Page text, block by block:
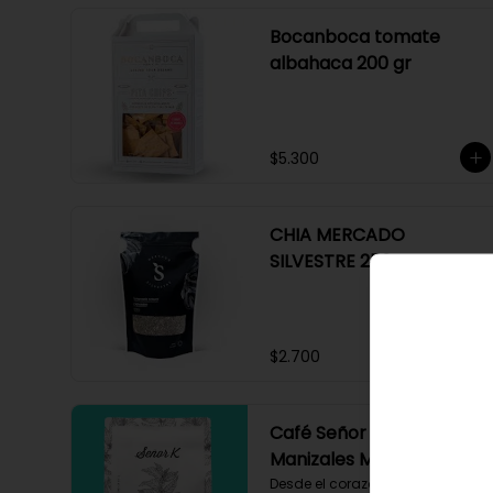
Bocanboca tomate
albahaca 200 gr
$5.300
CHIA MERCADO
SILVESTRE 250 GR
$2.700
Café Señor K Blend
Manizales Molido 250 gr
Desde el corazón del Eje